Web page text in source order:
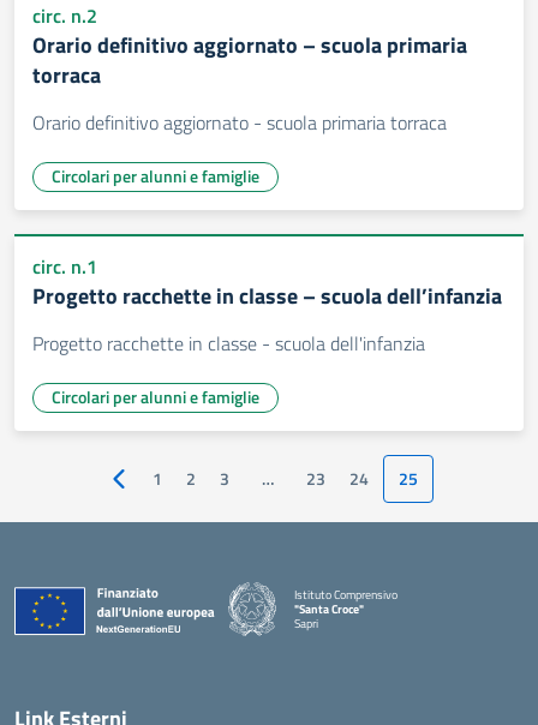
circ. n.2
Orario definitivo aggiornato – scuola primaria
torraca
Orario definitivo aggiornato - scuola primaria torraca
Circolari per alunni e famiglie
circ. n.1
Progetto racchette in classe – scuola dell’infanzia
Progetto racchette in classe - scuola dell'infanzia
Circolari per alunni e famiglie
Pagina precedente
1 2 3 … 23 24 25
Istituto Comprensivo
"Santa Croce"
Sapri
— Visita la pagina iniziale della scuola
Link Esterni